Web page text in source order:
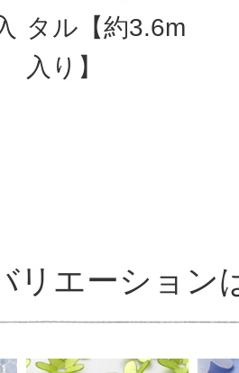
タル【約3.6m
入り】
リエーション